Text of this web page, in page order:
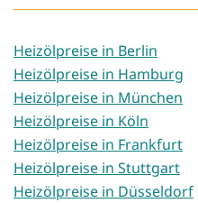
Heizölpreise in Berlin
Heizölpreise in Hamburg
Heizölpreise in München
Heizölpreise in Köln
Heizölpreise in Frankfurt
Heizölpreise in Stuttgart
Heizölpreise in Düsseldorf